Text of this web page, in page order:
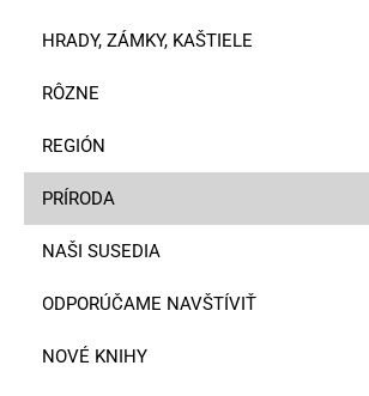
HRADY, ZÁMKY, KAŠTIELE
RÔZNE
REGIÓN
PRÍRODA
NAŠI SUSEDIA
ODPORÚČAME NAVŠTÍVIŤ
NOVÉ KNIHY